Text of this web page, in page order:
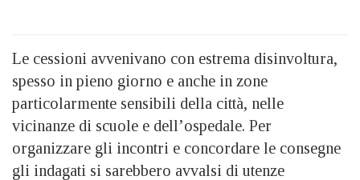
Le cessioni avvenivano con estrema disinvoltura,
spesso in pieno giorno e anche in zone
particolarmente sensibili della città, nelle
vicinanze di scuole e dell’ospedale. Per
organizzare gli incontri e concordare le consegne
gli indagati si sarebbero avvalsi di utenze